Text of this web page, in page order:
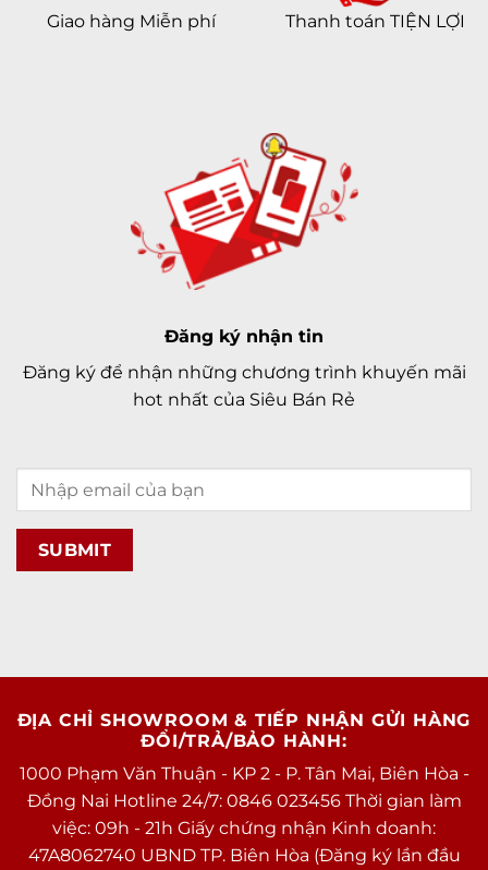
Giao hàng Miễn phí Thanh toán TIỆN LỢI
Đăng ký nhận tin
Đăng ký để nhận những chương trình khuyến mãi
hot nhất của Siêu Bán Rẻ
ĐỊA CHỈ SHOWROOM & TIẾP NHẬN GỬI HÀNG
ĐỔI/TRẢ/BẢO HÀNH:
1000 Phạm Văn Thuận - KP 2 - P. Tân Mai, Biên Hòa -
Đồng Nai Hotline 24/7: 0846 023456 Thời gian làm
việc: 09h - 21h Giấy chứng nhận Kinh doanh:
47A8062740 UBND TP. Biên Hòa (Đăng ký lần đầu